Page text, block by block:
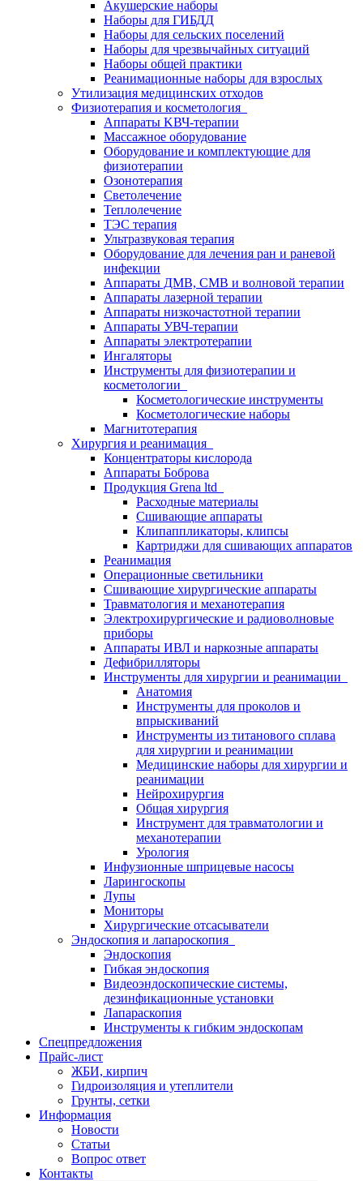
Акушерские наборы
Наборы для ГИБДД
Наборы для сельских поселений
Наборы для чрезвычайных ситуаций
Наборы общей практики
Реанимационные наборы для взрослых
Утилизация медицинских отходов
Физиотерапия и косметология
Аппараты KВЧ-терапии
Массажное оборудование
Оборудование и комплектующие для
физиотерапии
Озонотерапия
Светолечение
Теплолечение
ТЭС терапия
Ультразвуковая терапия
Оборудование для лечения ран и раневой
инфекции
Аппараты ДМВ, СМВ и волновой терапии
Аппараты лазерной терапии
Аппараты низкочастотной терапии
Аппараты УВЧ-терапии
Аппараты электротерапии
Ингаляторы
Инструменты для физиотерапии и
косметологии
Косметологические инструменты
Косметологические наборы
Магнитотерапия
Хирургия и реанимация
Концентраторы кислорода
Аппараты Боброва
Продукция Grena ltd
Расходные материалы
Сшивающие аппараты
Клипаппликаторы, клипсы
Картриджи для сшивающих аппаратов
Реанимация
Операционные светильники
Сшивающие хирургические аппараты
Травматология и механотерапия
Электрохирургические и радиоволновые
приборы
Аппараты ИВЛ и наркозные аппараты
Дефибрилляторы
Инструменты для хирургии и реанимации
Анатомия
Инструменты для проколов и
впрыскиваний
Инструменты из титанового сплава
для хирургии и реанимации
Медицинские наборы для хирургии и
реанимации
Нейрохирургия
Общая хирургия
Инструмент для травматологии и
механотерапии
Урология
Инфузионные шприцевые насосы
Ларингоскопы
Лупы
Мониторы
Хирургические отсасыватели
Эндоскопия и лапароскопия
Эндоскопия
Гибкая эндоскопия
Видеоэндоскопические системы,
дезинфикационные установки
Лапараскопия
Инструменты к гибким эндоскопам
Спецпредложения
Прайс-лист
ЖБИ, кирпич
Гидроизоляция и утеплители
Грунты, сетки
Информация
Новости
Статьи
Вопрос ответ
Контакты